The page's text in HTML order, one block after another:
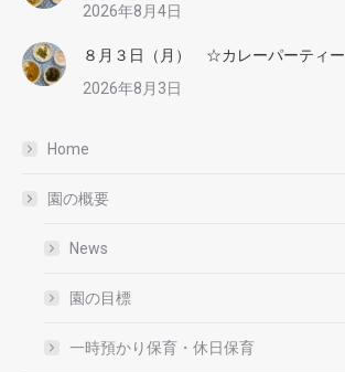
2026年8月4日
８月３日（月） ☆カレーパーティー
2026年8月3日
Home
園の概要
News
園の目標
一時預かり保育・休日保育